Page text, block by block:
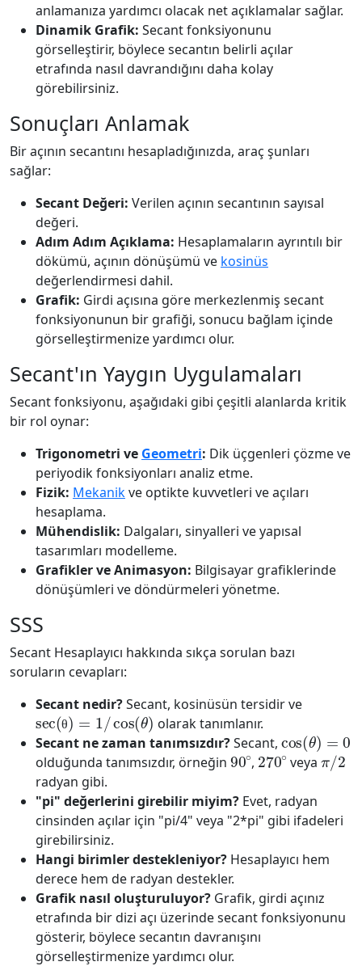
anlamanıza yardımcı olacak net açıklamalar sağlar.
Dinamik Grafik: Secant fonksiyonunu
görselleştirir, böylece secantın belirli açılar
etrafında nasıl davrandığını daha kolay
görebilirsiniz.
Sonuçları Anlamak
Bir açının secantını hesapladığınızda, araç şunları
sağlar:
Secant Değeri: Verilen açının secantının sayısal
değeri.
Adım Adım Açıklama: Hesaplamaların ayrıntılı bir
dökümü, açının dönüşümü ve kosinüs
değerlendirmesi dahil.
Grafik: Girdi açısına göre merkezlenmiş secant
fonksiyonunun bir grafiği, sonucu bağlam içinde
görselleştirmenize yardımcı olur.
Secant'ın Yaygın Uygulamaları
Secant fonksiyonu, aşağıdaki gibi çeşitli alanlarda kritik
bir rol oynar:
Trigonometri ve Geometri: Dik üçgenleri çözme ve
periyodik fonksiyonları analiz etme.
Fizik: Mekanikve optikte kuvvetleri ve açıları
hesaplama.
Mühendislik: Dalgaları, sinyalleri ve yapısal
tasarımları modelleme.
Grafikler ve Animasyon: Bilgisayar grafiklerinde
dönüşümleri ve döndürmeleri yönetme.
SSS
Secant Hesaplayıcı hakkında sıkça sorulan bazı
soruların cevapları:
Secant nedir?Secant, kosinüsün tersidir ve
θ
sec(θ)=1/cos (θ)
olarak tanımlanır.
Secant ne zaman tanımsızdır?Secant,
(θ
olduğunda tanımsızdır, örneğin
90∘
,
270∘
veya
π/2
radyan gibi.
"pi" değerlerini girebilir miyim? Evet, radyan
cinsinden açılar için "pi/4" veya "2*pi" gibi ifadeleri
girebilirsiniz.
Hangi birimler destekleniyor? Hesaplayıcı hem
derece hem de radyan destekler.
Grafik nasıl oluşturuluyor? Grafik, girdi açınız
etrafında bir dizi açı üzerinde secant fonksiyonunu
gösterir, böylece secantın davranışını
görselleştirmenize yardımcı olur.